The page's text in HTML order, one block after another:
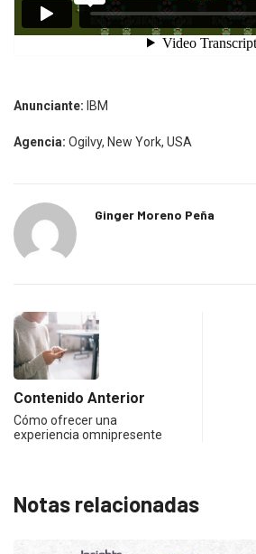
Anunciante: IBM
Agencia: Ogilvy, New York, USA
Ginger Moreno Peña
Contenido Anterior
Cómo ofrecer una
experiencia omnipresente
Notas relacionadas